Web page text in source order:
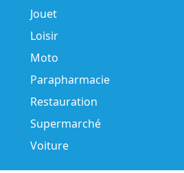
Jouet
Loisir
Moto
Parapharmacie
Restauration
Supermarché
Voiture